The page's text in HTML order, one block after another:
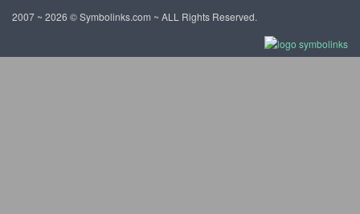
2007 ~ 2026 © Symbolinks.com ~ ALL Rights Reserved.